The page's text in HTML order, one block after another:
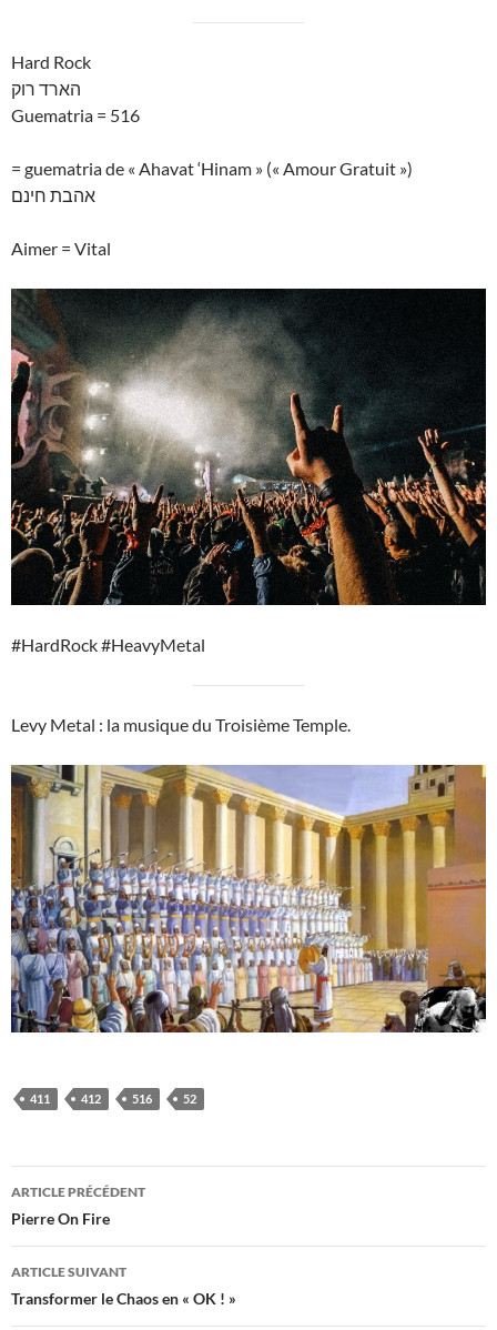
Hard Rock
הארד רוק
Guematria = 516
= guematria de « Ahavat ‘Hinam » (« Amour Gratuit »)
אהבת חינם
Aimer = Vital
#HardRock #HeavyMetal
Levy Metal : la musique du Troisième Temple.
411 412 516 52
Navigation
des
articles
ARTICLE PRÉCÉDENT
Pierre On Fire
ARTICLE SUIVANT
Transformer le Chaos en « OK ! »